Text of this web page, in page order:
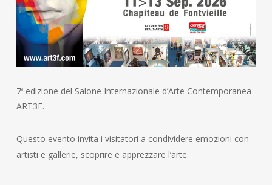
7aedizione del Salone Internazionale d’Arte Contemporanea
ART3F.
Questo evento invita i visitatori a condividere emozioni con
artisti e gallerie, scoprire e apprezzare l’arte.